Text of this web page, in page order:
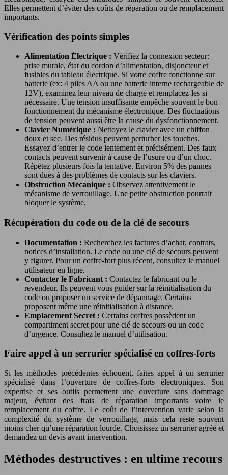
Elles permettent d’éviter des coûts de réparation ou de remplacement
importants.
Vérification des points simples
Alimentation Électrique : Vérifiez la connexion secteur:
prise murale, état du cordon d’alimentation, disjoncteur et
fusibles du tableau électrique. Si votre coffre fonctionne sur
batterie (ex: 4 piles AA ou une batterie interne rechargeable de
12V), examinez leur niveau de charge et remplacez-les si
nécessaire. Une tension insuffisante empêche souvent le bon
fonctionnement du mécanisme électronique. Des fluctuations
de tension peuvent aussi être la cause du dysfonctionnement.
Clavier Numérique : Nettoyez le clavier avec un chiffon
doux et sec. Des résidus peuvent perturber les touches.
Essayez d’entrer le code lentement et précisément. Des faux
contacts peuvent survenir à cause de l’usure ou d’un choc.
Répétez plusieurs fois la tentative. Environ 5% des pannes
sont dues à des problèmes de contacts sur les claviers.
Obstruction Mécanique : Observez attentivement le
mécanisme de verrouillage. Une petite obstruction pourrait
bloquer le système.
Récupération du code ou de la clé de secours
Documentation : Recherchez les factures d’achat, contrats,
notices d’installation. Le code ou une clé de secours peuvent
y figurer. Pour un coffre-fort plus récent, consultez le manuel
utilisateur en ligne.
Contacter le Fabricant : Contactez le fabricant ou le
revendeur. Ils peuvent vous guider sur la réinitialisation du
code ou proposer un service de dépannage. Certains
proposent même une réinitialisation à distance.
Emplacement Secret : Certains coffres possèdent un
compartiment secret pour une clé de secours ou un code
d’urgence. Consultez le manuel d’utilisation.
Faire appel à un serrurier spécialisé en coffres-forts
Si les méthodes précédentes échouent, faites appel à un serrurier
spécialisé dans l’ouverture de coffres-forts électroniques. Son
expertise et ses outils permettent une ouverture sans dommage
majeur, évitant des frais de réparation importants voire le
remplacement du coffre. Le coût de l’intervention varie selon la
complexité du système de verrouillage, mais cela reste souvent
moins cher qu’une réparation lourde. Choisissez un serrurier agréé et
demandez un devis avant intervention.
Méthodes destructives : en ultime recours